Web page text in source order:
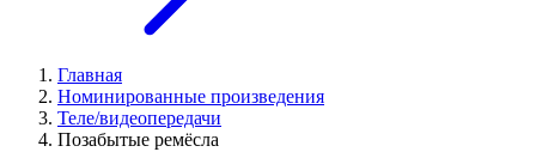
Главная
Номинированные произведения
Теле/видеопередачи
Позабытые ремёсла